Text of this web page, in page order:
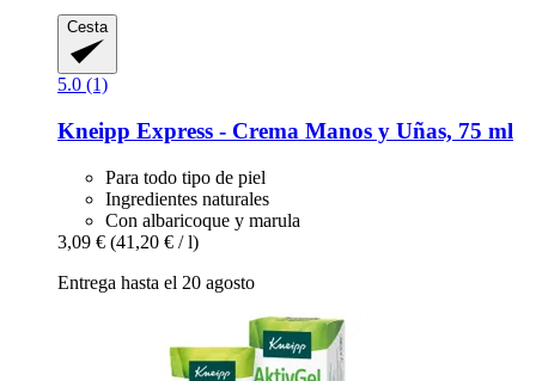
Cesta
5.0 (1)
Kneipp Express -​ Crema Manos y Uñas, 75 ml
Para todo tipo de piel
Ingredientes naturales
Con albaricoque y marula
3,09 € (41,20 € / l)
Entrega hasta el 20 agosto